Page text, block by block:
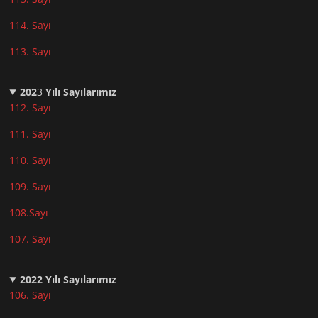
114. Sayı
113. Sayı
2023Yılı Sayılarımız
112. Sayı
111. Sayı
110. Sayı
109. Sayı
108.Sayı
107. Sayı
2022 Yılı Sayılarımız
106. Sayı